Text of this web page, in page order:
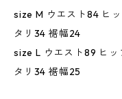
size M ウエスト84 ヒ
タリ34 裾幅24
size L ウエスト89 ヒッ
タリ34 裾幅25